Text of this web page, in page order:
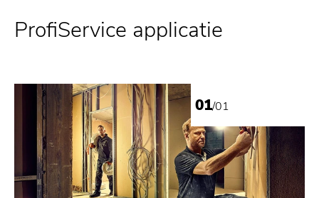
ProfiService applicatie
01/01